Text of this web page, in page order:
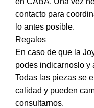
contacto para
lo antes posible.
Regalos
En caso de que la
podes indicarnoslo y
Todas las piezas se
calidad y pueden
consultarnos.